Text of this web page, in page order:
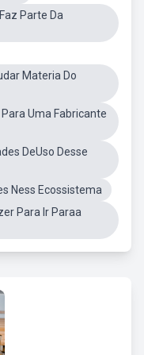
Parte Da
Materia Do
Uma Fabricante
DeUso Desse
Ness Ecossistema
Para Ir Paraa